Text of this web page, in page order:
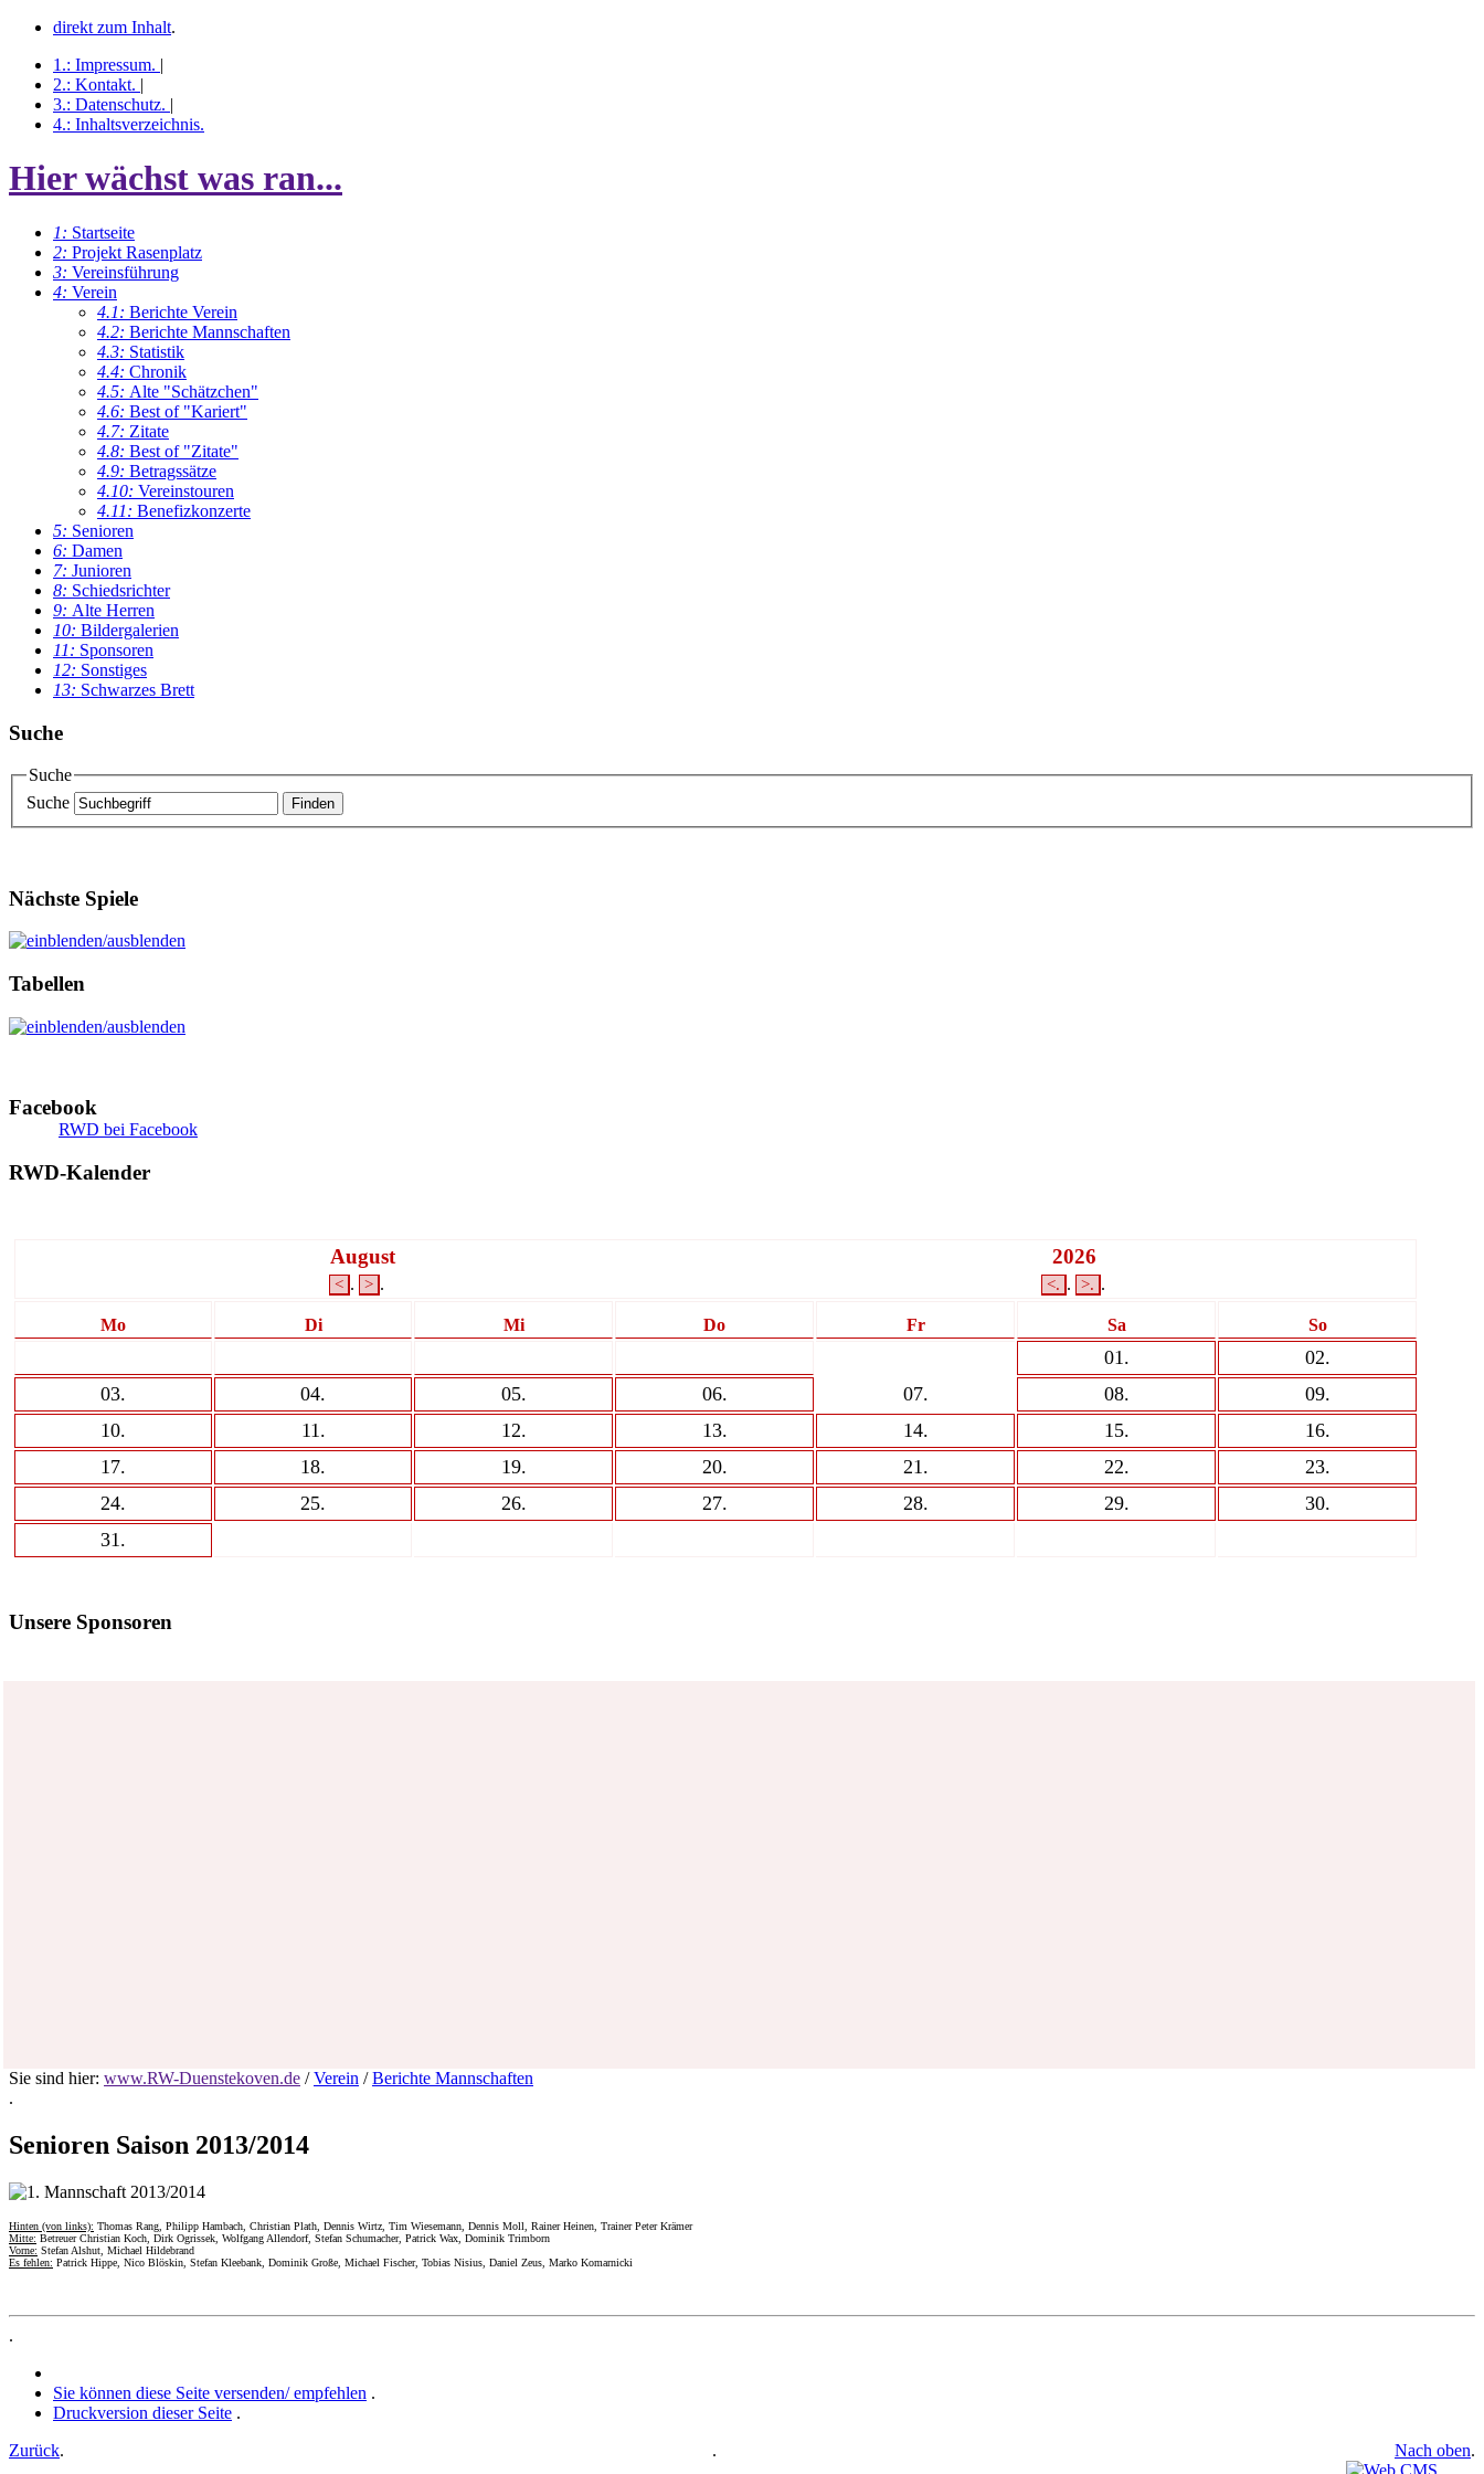
direkt zum Inhalt.
1.: Impressum. |
2.: Kontakt. |
3.: Datenschutz. |
4.: Inhaltsverzeichnis.
Hier wächst was ran...
1: Startseite
2: Projekt Rasenplatz
3: Vereinsführung
4: Verein
4.1: Berichte Verein
4.2: Berichte Mannschaften
4.3: Statistik
4.4: Chronik
4.5: Alte "Schätzchen"
4.6: Best of "Kariert"
4.7: Zitate
4.8: Best of "Zitate"
4.9: Betragssätze
4.10: Vereinstouren
4.11: Benefizkonzerte
5: Senioren
6: Damen
7: Junioren
8: Schiedsrichter
9: Alte Herren
10: Bildergalerien
11: Sponsoren
12: Sonstiges
13: Schwarzes Brett
Suche
Suche
Suche
Nächste Spiele
Tabellen
Facebook
RWD bei Facebook
RWD-Kalender
August 2026
< . > . <. . >. .
Mo Di Mi Do Fr Sa So
01 . 02.
03. 04. 05. 06. 07. 08. 09.
10. 11 . 12. 13. 14. 15. 16.
17. 18. 19. 20. 21 . 22. 23.
24. 25. 26. 27. 28. 29. 30.
31 .
Unsere Sponsoren
Sie sind hier: www.RW-Duenstekoven.de /Verein /Berichte Mannschaften
.
Senioren Saison 2013/2014
Hinten (von links): Thomas Rang, Philipp Hambach, Christian Plath, Dennis Wirtz, Tim Wiesemann, Dennis Moll, Rainer Heinen, Trainer Peter Krämer
Mitte: Betreuer Christian Koch, Dirk Ogrissek, Wolfgang Allendorf, Stefan Schumacher, Patrick Wax, Dominik Trimborn
Vorne: Stefan Alshut, Michael Hildebrand
Es fehlen: Patrick Hippe, Nico Blöskin, Stefan Kleebank, Dominik Große, Michael Fischer, Tobias Nisius, Daniel Zeus, Marko Komarnicki
.
Sie können diese Seite versenden/ empfehlen .
Druckversion dieser Seite .
Zurück. Nach oben.
.